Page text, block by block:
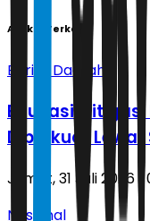
Artikel Terkait
Berita Daerah
Edukasi Mitigasi
Diperkuat
Jumat, 31 Juli 2026 |
Nasional